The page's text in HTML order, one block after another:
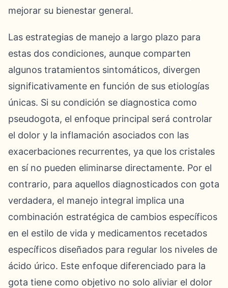
mejorar su bienestar general.
Las estrategias de manejo a largo plazo para
estas dos condiciones, aunque comparten
algunos tratamientos sintomáticos, divergen
significativamente en función de sus etiologías
únicas. Si su condición se diagnostica como
pseudogota, el enfoque principal será controlar
el dolor y la inflamación asociados con las
exacerbaciones recurrentes, ya que los cristales
en sí no pueden eliminarse directamente. Por el
contrario, para aquellos diagnosticados con gota
verdadera, el manejo integral implica una
combinación estratégica de cambios específicos
en el estilo de vida y medicamentos recetados
específicos diseñados para regular los niveles de
ácido úrico. Este enfoque diferenciado para la
gota tiene como objetivo no solo aliviar el dolor